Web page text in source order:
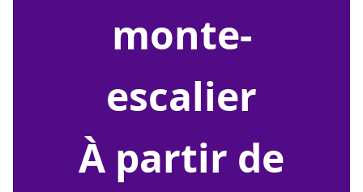
monte-
escalier
À partir de